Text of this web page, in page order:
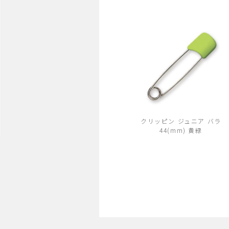
クリッピン ジュニア バラ
44(mm) 黄緑